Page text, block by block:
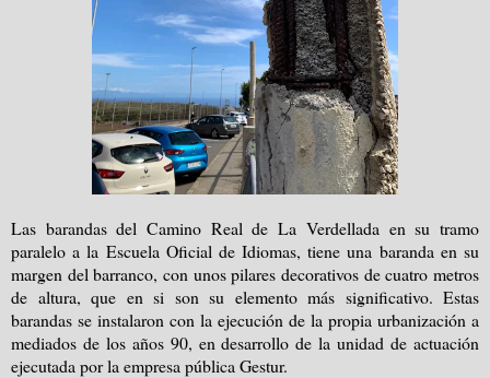
Las barandas del Camino Real de La Verdellada en su tramo
paralelo a la Escuela Oficial de Idiomas, tiene una baranda en su
margen del barranco, con unos pilares decorativos de cuatro metros
de altura, que en si son su elemento más significativo. Estas
barandas se instalaron con la ejecución de la propia urbanización a
mediados de los años 90, en desarrollo de la unidad de actuación
ejecutada por la empresa pública Gestur.